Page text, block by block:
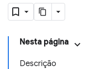
Nesta página
Descrição